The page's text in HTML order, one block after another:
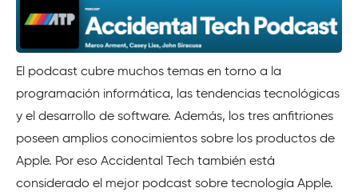
El podcast cubre muchos temas en torno a la
programación informática, las tendencias tecnológicas
y el desarrollo de software. Además, los tres anfitriones
poseen amplios conocimientos sobre los productos de
Apple. Por eso Accidental Tech también está
considerado el mejor podcast sobre tecnología Apple.